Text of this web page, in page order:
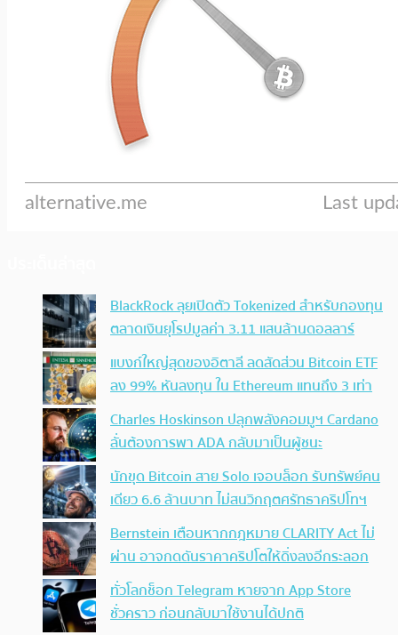
BlackRock ลุยเปิดตัว Tokenized สำหรับกองทุน
ตลาดเงินยุโรปมูลค่า 3.11 แสนล้านดอลลาร์
แบงก์ใหญ่สุดของอิตาลี ลดสัดส่วน Bitcoin ETF
ลง 99% หันลงทุน ใน Ethereum แทนถึง 3 เท่า
Charles Hoskinson ปลุกพลังคอมมูฯ Cardano
ลั่นต้องการพา ADA กลับมาเป็นผู้ชนะ
นักขุด Bitcoin สาย Solo เจอบล็อก รับทรัพย์คน
เดียว 6.6 ล้านบาท ไม่สนวิกฤตศรัทธาคริปโทฯ
Bernstein เตือนหากกฎหมาย CLARITY Act ไม่
ผ่าน อาจกดดันราคาคริปโตให้ดิ่งลงอีกระลอก
ทั่วโลกช็อก Telegram หายจาก App Store
ชั่วคราว ก่อนกลับมาใช้งานได้ปกติ